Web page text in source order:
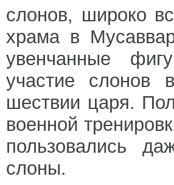
слонов, широко
храма в
увенчанные
участие
шествии царя.
военной
пользовались
слоны.